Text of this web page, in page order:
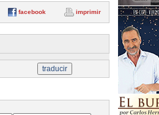
facebook imprimir